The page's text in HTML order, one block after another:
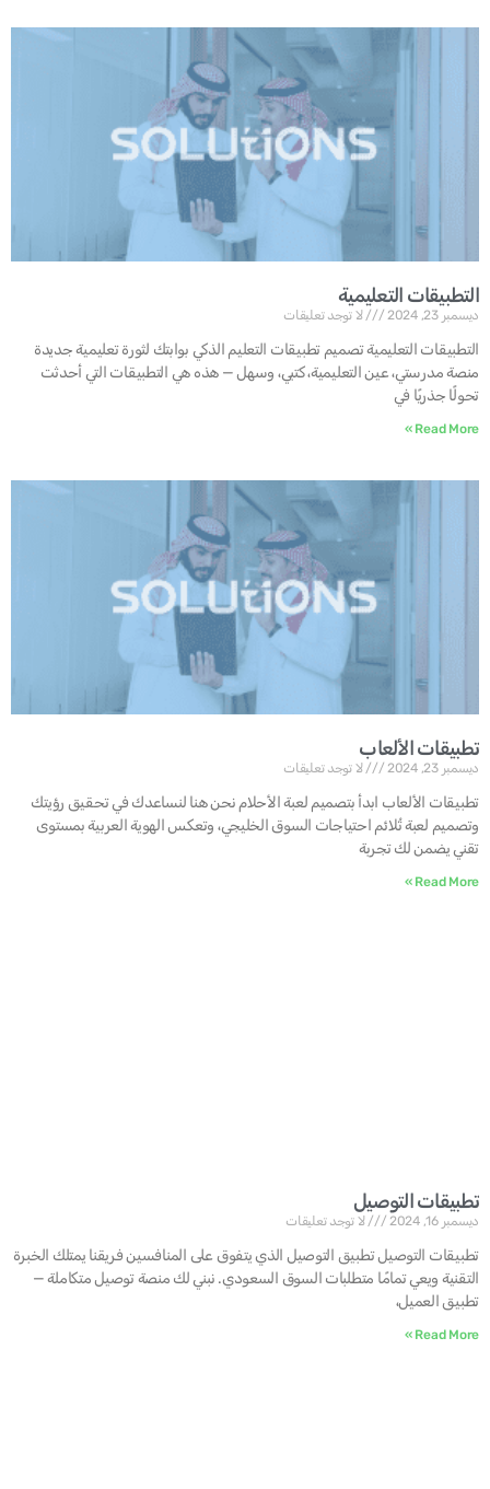
التطبيقات التعليمية
ديسمبر 23, 2024 لا توجد تعليقات
التطبيقات التعليمية تصميم تطبيقات التعليم الذكي بوابتك لثورة تعليمية جديدة
منصة مدرستي، عين التعليمية، كتبي، وسهل — هذه هي التطبيقات التي أحدثت
تحولًا جذريًا في
Read More »
تطبيقات الألعاب
ديسمبر 23, 2024 لا توجد تعليقات
تطبيقات الألعاب ابدأ بتصميم لعبة الأحلام نحن هنا لنساعدك في تحقيق رؤيتك
وتصميم لعبة تُلائم احتياجات السوق الخليجي، وتعكس الهوية العربية بمستوى
تقني يضمن لك تجربة
Read More »
تطبيقات التوصيل
ديسمبر 16, 2024 لا توجد تعليقات
تطبيقات التوصيل تطبيق التوصيل الذي يتفوق على المنافسين فريقنا يمتلك الخبرة
التقنية ويعي تمامًا متطلبات السوق السعودي. نبني لك منصة توصيل متكاملة —
تطبيق العميل،
Read More »